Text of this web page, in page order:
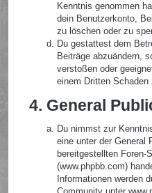
Kenntnis genommen
dein Benutzerkonto,
zu löschen oder zu
Du gestattest dem
Beiträge abzuändern,
verstoßen oder
einem Dritten Schaden
4. General
Du nimmst zur
eine unter der General
bereitgestellten Foren-
(www.phpbb.com)
Informationen werden